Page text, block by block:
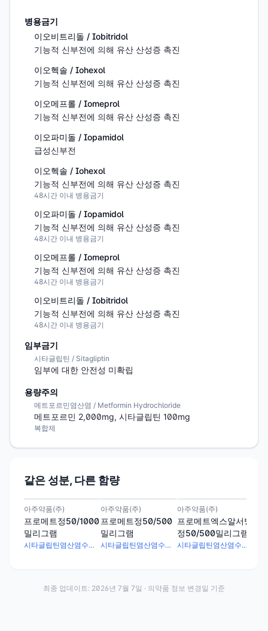
병용금기
이오비트리돌 / Iobitridol
기능적 신부전에 의해 유산 산성증 촉진
이오헥솔 / Iohexol
기능적 신부전에 의해 유산 산성증 촉진
이오메프롤 / Iomeprol
기능적 신부전에 의해 유산 산성증 촉진
이오파미돌 / Iopamidol
급성신부전
이오헥솔 / Iohexol
기능적 신부전에 의해 유산 산성증 촉진
48시간 이내 병용금기
이오파미돌 / Iopamidol
기능적 신부전에 의해 유산 산성증 촉진
48시간 이내 병용금기
이오메프롤 / Iomeprol
기능적 신부전에 의해 유산 산성증 촉진
48시간 이내 병용금기
이오비트리돌 / Iobitridol
기능적 신부전에 의해 유산 산성증 촉진
48시간 이내 병용금기
임부금기
시타글립틴 / Sitagliptin
임부에 대한 안전성 미확립
용량주의
메트포르민염산염 / Metformin Hydrochloride
메트포르민 2,000mg, 시타글립틴 100mg
복합제
같은 성분, 다른 함량
아주약품(주)
프로메트정50/1000
밀리그램
시타글립틴염산염수화물 56.7mg · 메트포르민염산염 1000mg
아주약품(주)
프로메트정50/500
밀리그램
시타글립틴염산염수화물 56.7mg · 메트포르민염산염 500mg
아주약품(주)
프로메트엑스알서방
정50/500밀리그램
시타글립틴염산염수화물 56.7mg · 메트포르민염산염 500mg
최종 업데이트: 2026년 7월 7일 · 의약품 정보 변경일 기준